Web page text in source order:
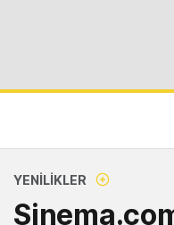
YENILIKLER